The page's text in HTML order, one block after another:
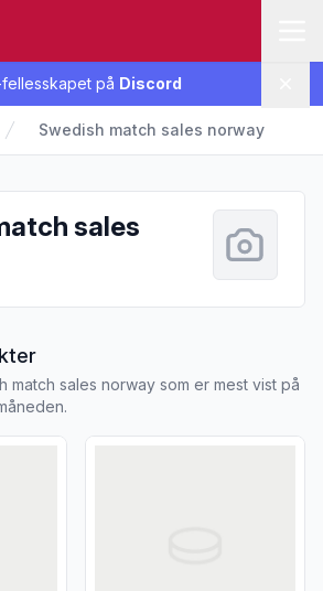
på Discord
Swedish match sales norway
sales
fra Swedish match sales
match sales norway som er mest vist på